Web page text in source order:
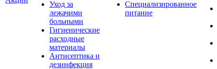
Уход за
лежачими
больными
Гигиенические
расходные
материалы
Антисептика и
дезинфекция
Специализированное
питание